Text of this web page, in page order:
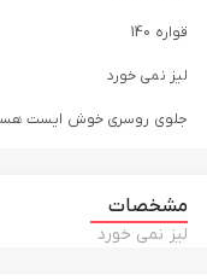
قواره 140
لیز نمی خورد
جلوی روسری خوش ایست
مشخصات
ليز نمى خورد